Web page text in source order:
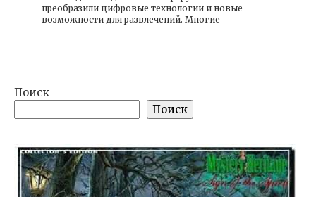
преобразили цифровые технологии и новые
возможности для развлечений. Многие
Поиск
Поиск